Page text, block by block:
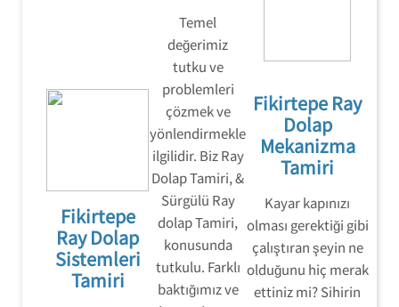
Fikirtepe
Ray Dolap
Sistemleri
Tamiri
Temel
değerimiz
tutku ve
problemleri
çözmek ve
yönlendirmekle
ilgilidir. Biz Ray
Dolap Tamiri, &
Sürgülü Ray
dolap Tamiri,
konusunda
tutkulu. Farklı
baktığımız ve
Fikirtepe Ray
Dolap
Mekanizma
Tamiri
Kayar kapınızı
olması gerektiği gibi
çalıştıran şeyin ne
olduğunu hiç merak
ettiniz mi? Sihirin